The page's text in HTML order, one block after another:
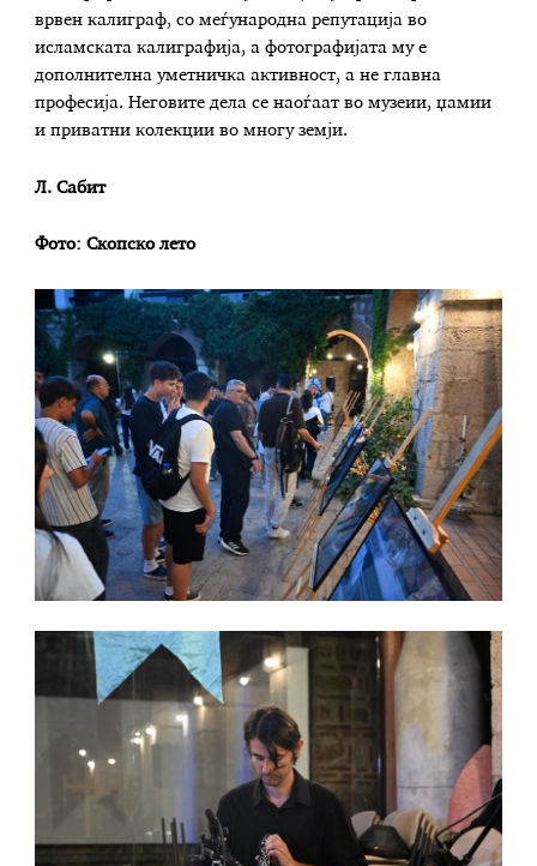
врвен калиграф, со меѓународна репутација во
исламската калиграфија, а фотографијата му е
дополнителна уметничка активност, а не главна
професија. Неговите дела се наоѓаат во музеии, џамии
и приватни колекции во многу земји.
Л. Сабит
Фото: Скопско лето